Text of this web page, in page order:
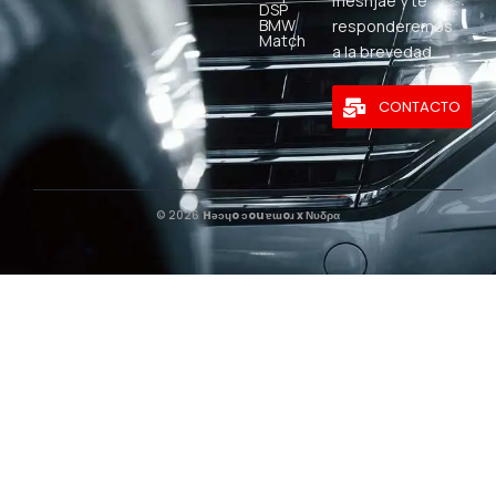
DSP
BMW
Match
responderemos
a la brevedad.
CONTACTO
© 2026 Hǝɔɥo ɔou ɐɯoɹ x Νυδρα